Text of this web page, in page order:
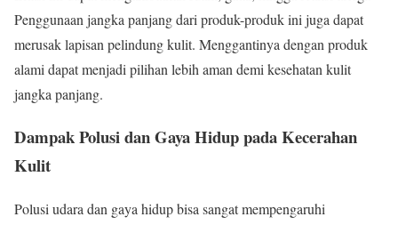
Penggunaan jangka panjang dari produk-produk ini juga dapat
merusak lapisan pelindung kulit. Menggantinya dengan produk
alami dapat menjadi pilihan lebih aman demi kesehatan kulit
jangka panjang.
Dampak Polusi dan Gaya Hidup pada Kecerahan
Kulit
Polusi udara dan gaya hidup bisa sangat mempengaruhi